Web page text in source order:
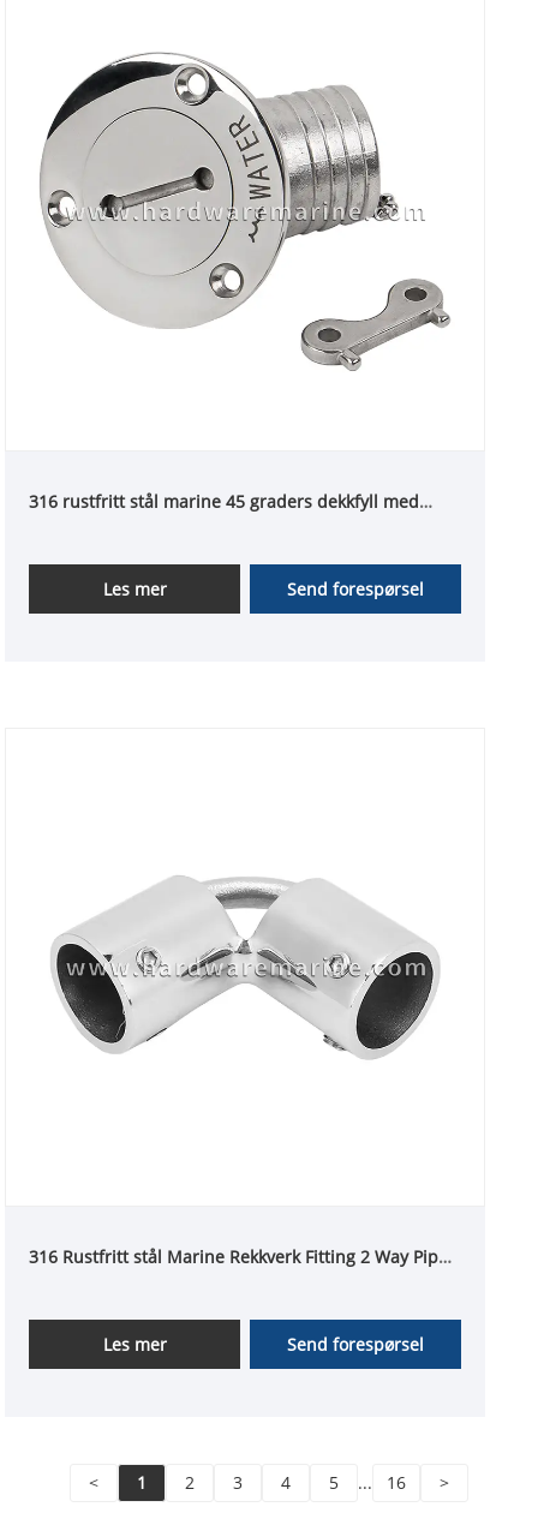
316 rustfritt stål marine 45 graders dekkfyll med
Les mer Send forespørsel
316 Rustfritt stål Marine Rekkverk Fitting 2 Way Pipe
Les mer Send forespørsel
< 1 2 3 4 5 ... 16 >